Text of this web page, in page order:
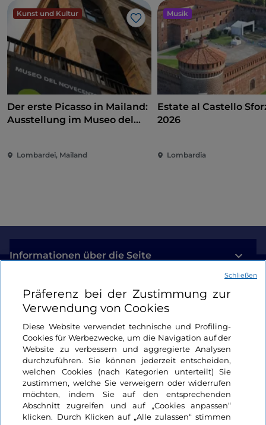
Kunst und Kultur
Like
Der erste Picasso in Mailand:
Ausstellung im Museo del
Engagement
Lombardei, Mailand
Musik
Estate al Castello
2026
Lombardia
Informationen über die Seite
Nützliche Links
Login
Bleiben wir in Kontakt
Präferenz bei der Zustimmung zur
Verwendung von Cookies
Diese Website verwendet technische und Profiling-
Cookies für Werbezwecke, um die Navigation auf der
Website zu verbessern und aggregierte Analysen
durchzuführen. Sie können jederzeit entscheiden,
welchen Cookies (nach Kategorien unterteilt) Sie
zustimmen, welche Sie verweigern oder widerrufen
möchten, indem Sie auf den entsprechenden
Abschnitt zugreifen und auf „Cookies anpassen“
klicken. Durch Klicken auf „Alle zulassen“ stimmen
Schließen